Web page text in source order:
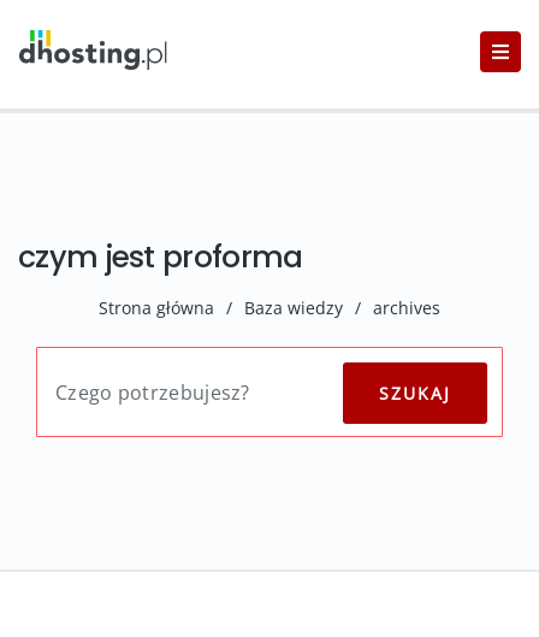
czym jest proforma
Strona główna / Baza wiedzy / archives